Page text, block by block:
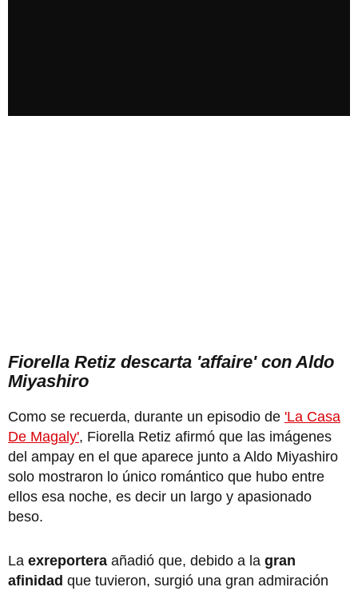
Fiorella Retiz descarta 'affaire' con Aldo
Miyashiro
Como se recuerda, durante un episodio de 'La Casa
De Magaly', Fiorella Retiz afirmó que las imágenes
del ampay en el que aparece junto a Aldo Miyashiro
solo mostraron lo único romántico que hubo entre
ellos esa noche, es decir un largo y apasionado
beso.
La exreportera añadió que, debido a la gran
afinidad que tuvieron, surgió una gran admiración